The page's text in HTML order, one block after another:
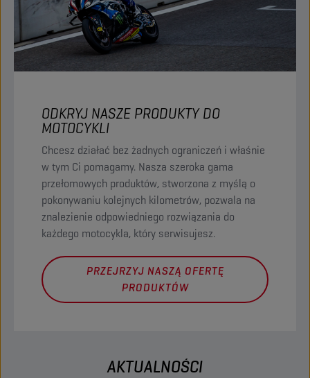
ODKRYJ NASZE PRODUKTY DO
MOTOCYKLI
Chcesz działać bez żadnych ograniczeń i właśnie
w tym Ci pomagamy. Nasza szeroka gama
przełomowych produktów, stworzona z myślą o
pokonywaniu kolejnych kilometrów, pozwala na
znalezienie odpowiedniego rozwiązania do
każdego motocykla, który serwisujesz.
PRZEJRZYJ NASZĄ OFERTĘ
PRODUKTÓW
AKTUALNOŚCI